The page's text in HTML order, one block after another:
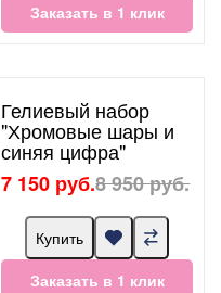
Заказать в 1 клик
Гелиевый набор
"Хромовые шары и
синяя цифра"
7 150 руб.8 950 руб.
Купить
Заказать в 1 клик